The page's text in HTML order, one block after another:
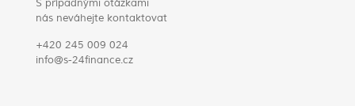
S případnými otázkami
nás neváhejte kontaktovat
+420 245 009 024
info@s-24finance.cz